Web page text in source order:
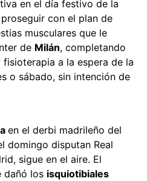
en el día festivo de la
con el plan de
musculares que le
de Milán, completando
a la espera de la
o sábado, sin intención de
en el derbi madrileño del
domingo disputan Real
sigue en el aire. El
dañó los isquiotibiales